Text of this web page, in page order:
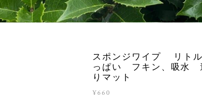
スポンジワイプ リト
っぱい フキン、吸水
りマット
¥660